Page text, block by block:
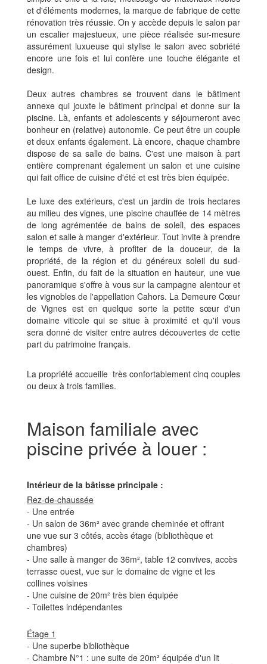
et d'éléments modernes, la marque de fabrique de cette
rénovation très réussie. On y accède depuis le salon par
un escalier majestueux, une pièce réalisée sur-mesure
assurément luxueuse qui stylise le salon avec sobriété
encore une fois et lui confère une touche élégante et
design.
Deux autres chambres se trouvent dans le bâtiment
annexe qui jouxte le bâtiment principal et donne sur la
piscine. Là, enfants et adolescents y séjourneront avec
bonheur en (relative) autonomie. Ce peut être un couple
et deux enfants également. Là encore, chaque chambre
dispose de sa salle de bains. C'est une maison à part
entière comprenant également un salon et une cuisine
qui fait office de cuisine d'été et est très bien équipée.
Le luxe des extérieurs, c'est un jardin de trois hectares
au milieu des vignes, une piscine chauffée de 14 mètres
de long agrémentée de bains de soleil, des espaces
salon et salle à manger d'extérieur. Tout invite à prendre
le temps de vivre, à profiter de la douceur, de la
propriété, de la région et du généreux soleil du sud-
ouest. Enfin, du fait de la situation en hauteur, une vue
panoramique s'offre à vous sur la campagne alentour et
les vignobles de l'appellation Cahors. La Demeure Cœur
de Vignes est en quelque sorte la petite sœur d'un
domaine viticole qui se situe à proximité et qu'il vous
sera donné de visiter entre autres découvertes de cette
part du patrimoine français.
La propriété accueille très confortablement cinq couples
ou deux à trois familles.
Maison familiale avec
piscine privée à louer :
Intérieur de la bâtisse principale :
Rez-de-chaussée
- Une entrée
- Un salon de 36m² avec grande cheminée et offrant
une vue sur 3 côtés, accès étage (bibliothèque et
chambres)
- Une salle à manger de 36m², table 12 convives, accès
terrasse ouest, vue sur le domaine de vigne et les
collines voisines
- Une cuisine de 20m² très bien équipée
- Toilettes indépendantes
Étage 1
- Une superbe bibliothèque
- Chambre N°1 : une suite de 20m² équipée d'un lit